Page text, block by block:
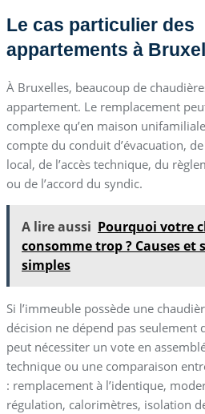
Le cas particulier des
appartements à
À Bruxelles, beaucoup de
appartement. Le remplacement
complexe qu’en maison
compte du conduit d’évacuation,
local, de l’accès technique, du
ou de l’accord du syndic.
A lire aussi Pourquoi votre
consomme trop ? Causes et
simples
Si l’immeuble possède une
décision ne dépend pas seulement
peut nécessiter un vote en
technique ou une comparaison
: remplacement à l’identique,
régulation, calorimètres, isolation